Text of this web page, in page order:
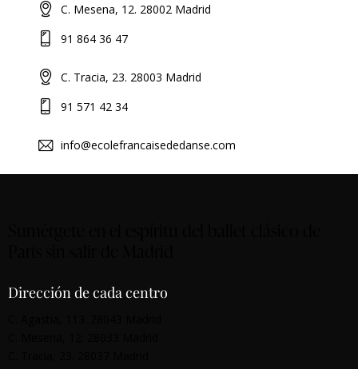
C. Mesena, 12. 28002 Madrid
91 864 36 47
C. Tracia, 23. 28003 Madrid
91 571 42 34
info@ecolefrancaisededanse.com
Dirección de cada centro